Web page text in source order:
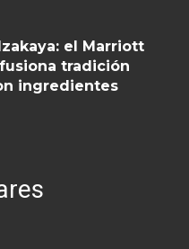
el Marriott
tradición
ingredientes